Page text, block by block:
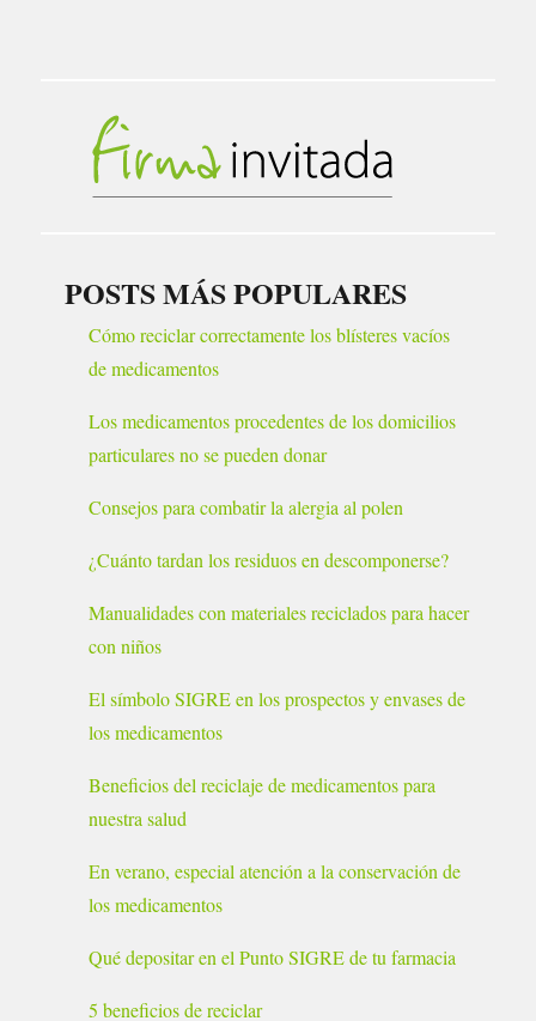
POSTS MÁS POPULARES
Cómo reciclar correctamente los blísteres vacíos
de medicamentos
Los medicamentos procedentes de los domicilios
particulares no se pueden donar
Consejos para combatir la alergia al polen
¿Cuánto tardan los residuos en descomponerse?
Manualidades con materiales reciclados para hacer
con niños
El símbolo SIGRE en los prospectos y envases de
los medicamentos
Beneficios del reciclaje de medicamentos para
nuestra salud
En verano, especial atención a la conservación de
los medicamentos
Qué depositar en el Punto SIGRE de tu farmacia
5 beneficios de reciclar